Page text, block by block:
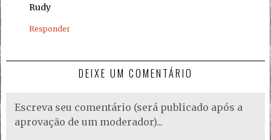
Rudy
Responder
DEIXE UM COMENTÁRIO